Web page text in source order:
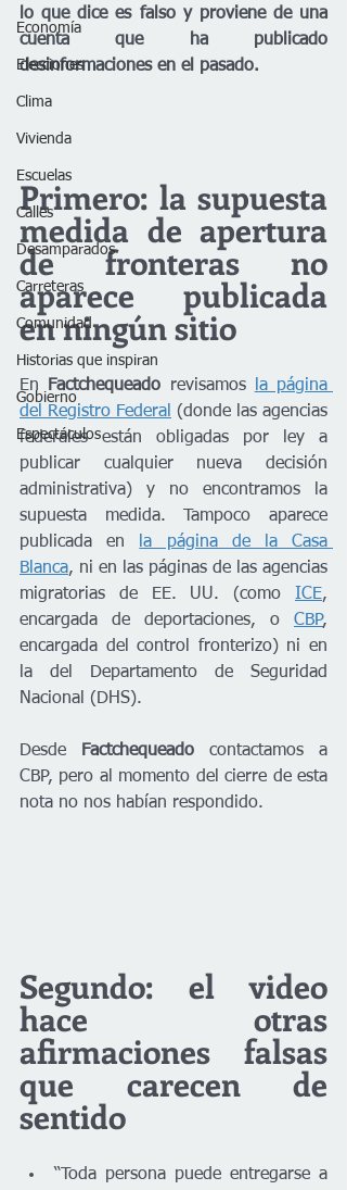
Economía
Elecciones
Clima
Vivienda
Escuelas
Calles
Desamparados
Carreteras
Comunidad
Historias que inspiran
Gobierno
Espectáculos
lo que dice es falso y proviene de una
cuenta que ha publicado
desinformaciones en el pasado.
Primero: la supuesta
medida de apertura
de fronteras no
aparece publicada
en ningún sitio
En Factchequeado revisamos
la página
del Registro Federal
(donde las agencias
federales están obligadas por ley a
publicar cualquier nueva decisión
administrativa) y no encontramos la
supuesta medida. Tampoco aparece
publicada en
la página de la Casa
Blanca, ni en las páginas de las agencias
migratorias de EE. UU. (como ICE,
encargada de deportaciones, o CBP,
encargada del control fronterizo) ni en
la del Departamento de Seguridad
Nacional (DHS).
Desde Factchequeado contactamos a
CBP, pero al momento del cierre de esta
nota no nos habían respondido.
Segundo: el video
hace otras
afirmaciones falsas
que carecen de
sentido
“Toda persona puede entregarse a